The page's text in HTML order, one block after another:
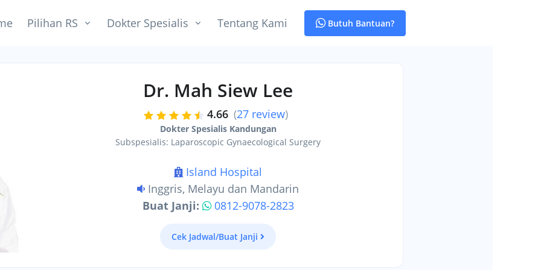
Pilihan RS Dokter Spesialis Tentang Kami Butuh Bantuan?
Dr. Mah Siew Lee
4.66 (27 review)
Dokter Spesialis Kandungan
Subspesialis: Laparoscopic Gynaecological Surgery
Island Hospital
Inggris, Melayu dan Mandarin
Buat Janji:
0812-9078-2823
Cek Jadwal/Buat Janji